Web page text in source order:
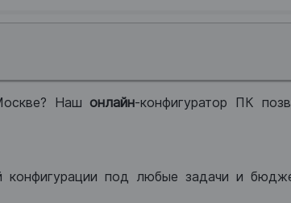
Нашонлайн-конфигуратор ПК
конфигурации под любые задачи и